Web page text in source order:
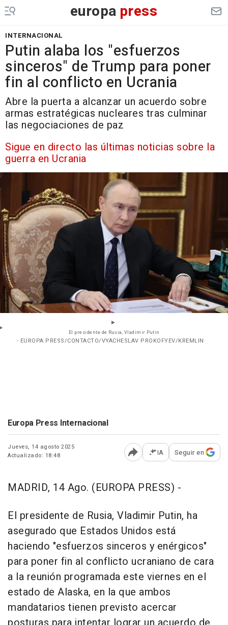
europa press
INTERNACIONAL
Putin alaba los "esfuerzos
sinceros" de Trump para poner
fin al conflicto en Ucrania
Abre la puerta a alcanzar un acuerdo sobre
armas estratégicas nucleares tras culminar
las negociaciones de paz
Sigue en directo las últimas noticias sobre la
guerra en Ucrania
El presidente de Rusia, Vladimir Putin
- EUROPA PRESS/CONTACTO/VYACHESLAV PROKOFYEV/KREMLIN
Europa Press Internacional
Jueves, 14 agosto 2025
Actualizado: 18:48
Abrir opciones para
IA Seguir en
MADRID, 14 Ago. (EUROPA PRESS) -
El presidente de Rusia, Vladimir Putin, ha
asegurado que Estados Unidos está
haciendo "esfuerzos sinceros y enérgicos"
para poner fin al conflicto ucraniano de cara
a la reunión programada este viernes en el
estado de Alaska, en la que ambos
mandatarios tienen previsto acercar